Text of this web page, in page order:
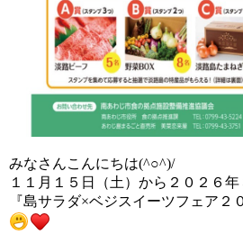
みなさんこんにちは(^○^)/
１１月１５日（土）から２０２６
『島サラダ×ベジスイーツフェア２